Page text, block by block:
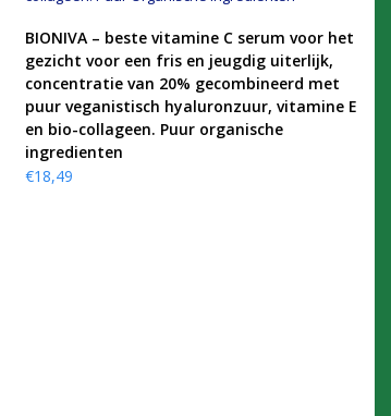
KOOP PRODUCT
BIONIVA – beste vitamine C serum voor het
gezicht voor een fris en jeugdig uiterlijk,
concentratie van 20% gecombineerd met
puur veganistisch hyaluronzuur, vitamine E
en bio-collageen. Puur organische
ingredienten
€18,49